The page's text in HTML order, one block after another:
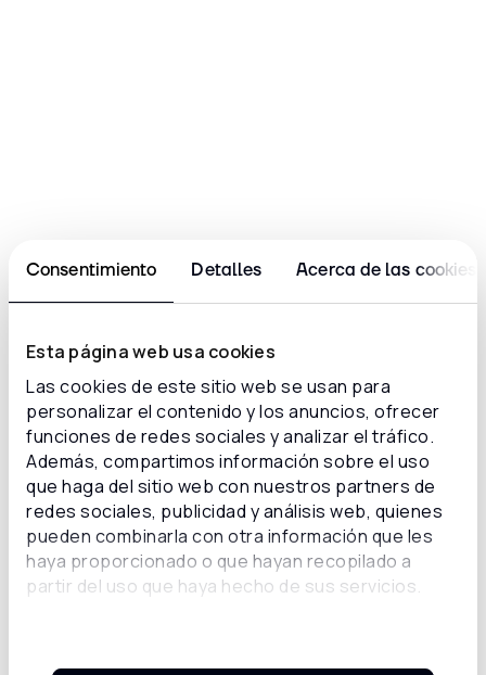
Consentimiento Detalles Acerca de las cookies
Esta página web usa cookies
Las cookies de este sitio web se usan para
personalizar el contenido y los anuncios, ofrecer
funciones de redes sociales y analizar el tráfico.
Además, compartimos información sobre el uso
que haga del sitio web con nuestros partners de
redes sociales, publicidad y análisis web, quienes
pueden combinarla con otra información que les
haya proporcionado o que hayan recopilado a
partir del uso que haya hecho de sus servicios.